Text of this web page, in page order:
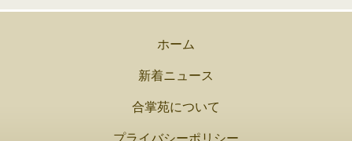
ホーム
新着ニュース
合掌苑について